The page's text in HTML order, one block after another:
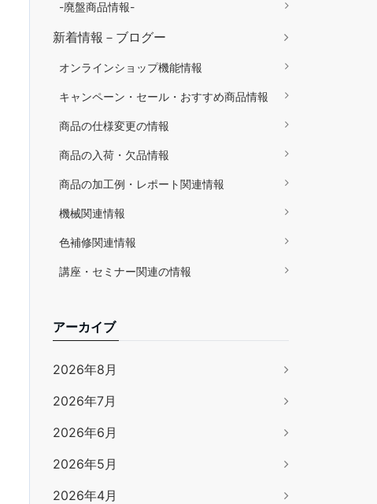
-廃盤商品情報-
新着情報－ブログー
オンラインショップ機能情報
キャンペーン・セール・おすすめ商品情報
商品の仕様変更の情報
商品の入荷・欠品情報
商品の加工例・レポート関連情報
機械関連情報
色補修関連情報
講座・セミナー関連の情報
アーカイブ
2026年8月
2026年7月
2026年6月
2026年5月
2026年4月